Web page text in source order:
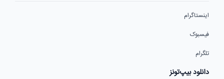
اینستاگرام
فیسبوک
تلگرام
دانلود بیپ‌تونز